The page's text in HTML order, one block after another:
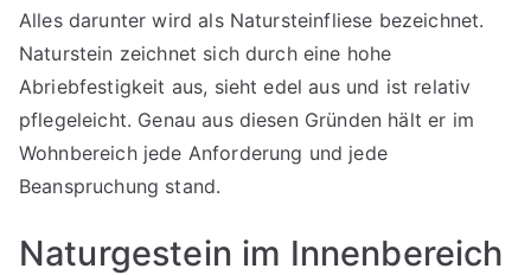
Alles darunter wird als Natursteinfliese bezeichnet.
Naturstein zeichnet sich durch eine hohe
Abriebfestigkeit aus, sieht edel aus und ist relativ
pflegeleicht. Genau aus diesen Gründen hält er im
Wohnbereich jede Anforderung und jede
Beanspruchung stand.
Naturgestein im Innenbereich